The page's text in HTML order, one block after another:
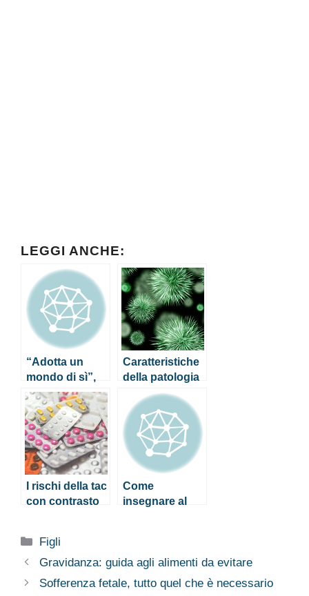
LEGGI ANCHE:
“Adotta un
mondo di sì”,
ultima iniziativa
della Lega del
Filo d’Oro
Caratteristiche
della patologia
e terapia per la
sindrome della
bocca urente
I rischi della tac
con contrasto
collaterali)
Come
insegnare al
presa della
penna
Categorie
Figli
Gravidanza: guida agli alimenti da evitare
Sofferenza fetale, tutto quel che è necessario